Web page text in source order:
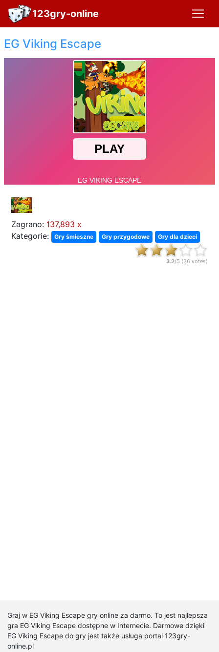
123gry-online
EG Viking Escape
Zagrano: 137,893 x
Kategorie:
Gry śmieszne Gry przygodowe Gry dla dzieci
3.2/5 (36 votes)
Graj w EG Viking Escape gry online za darmo. To jest najlepsza
gra EG Viking Escape dostępne w Internecie. Darmowe dzięki
EG Viking Escape do gry jest także usługa portal 123gry-
online.pl